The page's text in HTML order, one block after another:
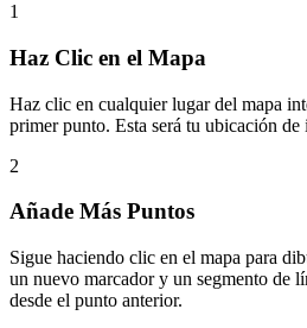
1
Haz Clic en el Mapa
Haz clic en cualquier lugar del mapa
primer punto. Esta será tu ubicación de
2
Añade Más Puntos
Sigue haciendo clic en el mapa para
un nuevo marcador y un segmento de
desde el punto anterior.